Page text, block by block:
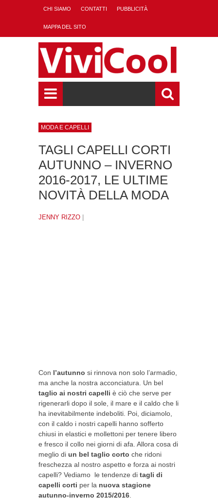
CHI SIAMO CONTATTI PUBBLICITÀ
MAPPA DEL SITO
MODA E CAPELLI
TAGLI CAPELLI CORTI
AUTUNNO – INVERNO
2016-2017, LE ULTIME
NOVITÀ DELLA MODA
JENNY RIZZO
Con l’autunno si rinnova non solo l’armadio,
ma anche la nostra acconciatura. Un bel
taglio ai nostri capelli è ciò che serve per
rigenerarli dopo il sole, il mare e il caldo che li
ha inevitabilmente indeboliti. Poi, diciamolo,
con il caldo i nostri capelli hanno sofferto
chiusi in elastici e mollettoni per tenere libero
e fresco il collo nei giorni di afa. Allora cosa di
meglio di un bel taglio corto che ridoni
freschezza al nostro aspetto e forza ai nostri
capelli? Vediamo le tendenze di tagli di
capelli corti per la nuova stagione
autunno-inverno 2015/2016